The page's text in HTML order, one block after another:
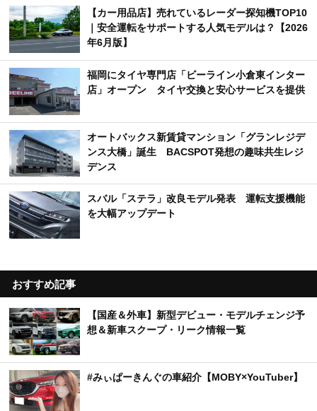
【カー用品店】売れているレーダー探知機TOP10
｜安全運転をサポートする人気モデルは？【2026
年6月版】
福岡にタイヤ専門店「ビーライン小倉東インター
店」オープン タイヤ交換と安心サービスを提供
オートバックス新賃貸マンション「グランレジデ
ンス大橋」誕生 BACSPOT発想の趣味共生レジ
デンス
スバル「ステラ」改良モデル発表 運転支援機能
を大幅アップデート
おすすめ記事
【国産＆外車】新型デビュー・モデルチェンジ予
想＆新車スクープ・リーク情報一覧
#みぃぱーきんぐの車紹介【MOBY×YouTuber】